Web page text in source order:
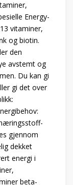
Energy-
vitaminer,
og biotin.
den
avstemt og
Du kan gi
gi det over
gjennom
dekket
energi i
beta-